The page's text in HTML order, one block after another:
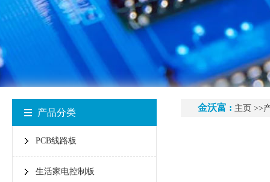
产品分类
PCB线路板
生活家电控制板
金沃富 : 主页 >>